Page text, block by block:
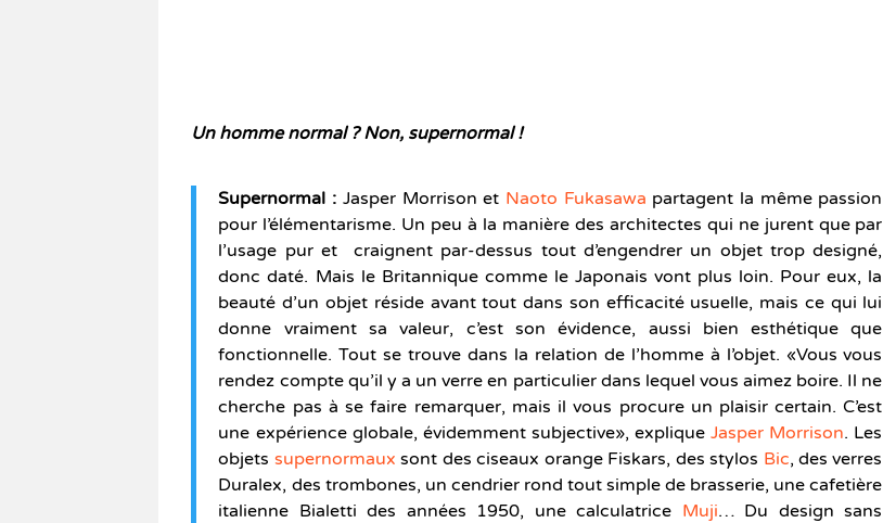
Un homme normal ? Non, supernormal !
Supernormal : Jasper Morrison et Naoto Fukasawa partagent la même passion
pour l’élémentarisme. Un peu à la manière des architectes qui ne jurent que par
l’usage pur et craignent par-dessus tout d’engendrer un objet trop designé,
donc daté. Mais le Britannique comme le Japonais vont plus loin. Pour eux, la
beauté d’un objet réside avant tout dans son efficacité usuelle, mais ce qui lui
donne vraiment sa valeur, c’est son évidence, aussi bien esthétique que
fonctionnelle. Tout se trouve dans la relation de l’homme à l’objet. «Vous vous
rendez compte qu’il y a un verre en particulier dans lequel vous aimez boire. Il ne
cherche pas à se faire remarquer, mais il vous procure un plaisir certain. C’est
une expérience globale, évidemment subjective», explique Jasper Morrison. Les
objets supernormaux sont des ciseaux orange Fiskars, des stylos Bic, des verres
Duralex, des trombones, un cendrier rond tout simple de brasserie, une cafetière
italienne Bialetti des années 1950, une calculatrice Muji… Du design sans